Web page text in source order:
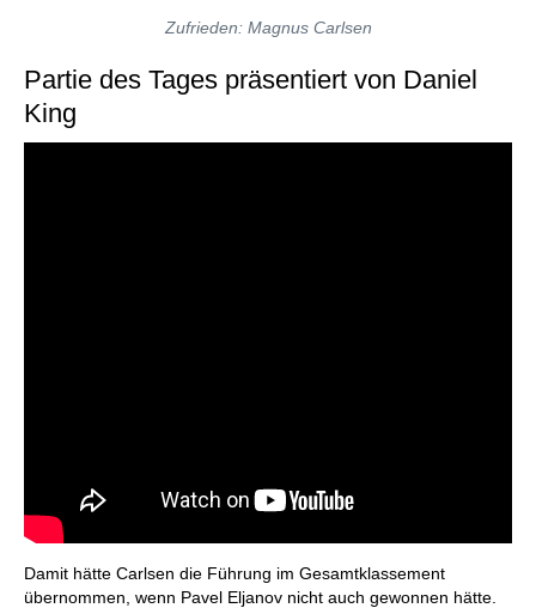
Zufrieden: Magnus Carlsen
Partie des Tages präsentiert von Daniel
King
Damit hätte Carlsen die Führung im Gesamtklassement
übernommen, wenn Pavel Eljanov nicht auch gewonnen hätte.